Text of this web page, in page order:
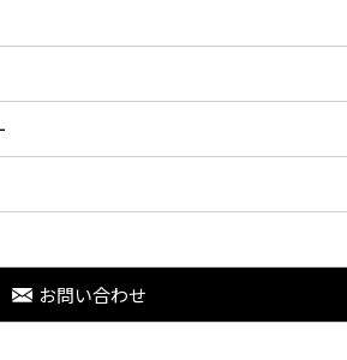
お問い合わせ